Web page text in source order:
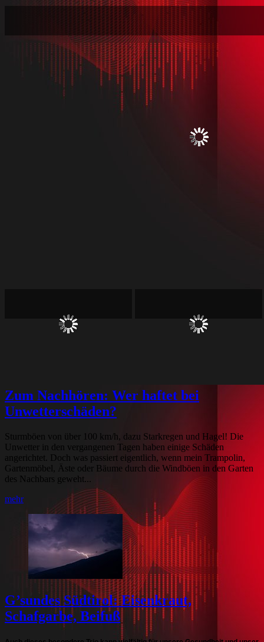
Zum Nachhören: Wer haftet bei
Unwetterschäden?
Sturmböen von über 100 km/h, dazu Starkregen und Hagel! Die
Unwetter in den vergangenen Tagen haben einige Schäden
angerichtet. Doch was passiert eigentlich, wenn mein Trampolin,
Gartenmöbel, Äste oder Bäume durch die Windböen in den Garten
des Nachbars geweht...
mehr
G’sundes Südtirol: Eisenkraut,
Schafgarbe, Beifuß